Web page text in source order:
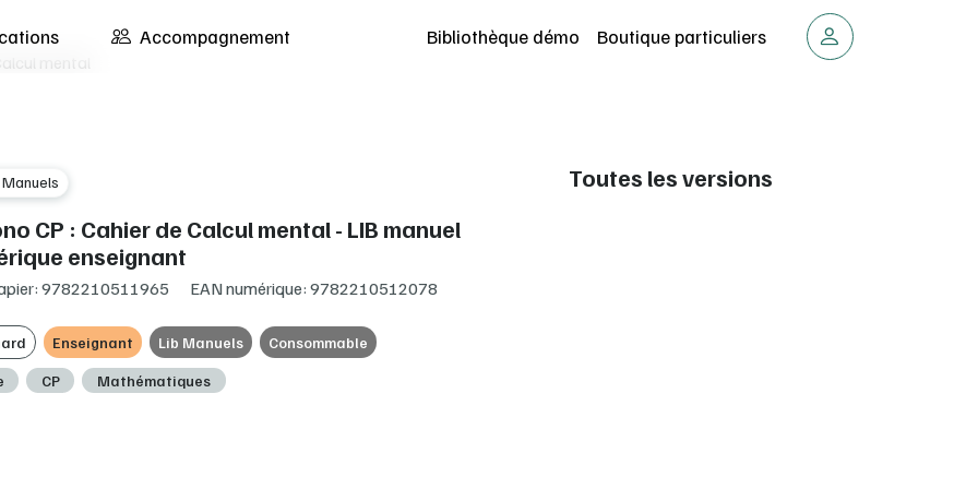
Accompagnement Bibliothèque démo Boutique particuliers
mental
CP : Cahier de Calcul mental - LIB manuel
enseignant
9782210511965 EAN numérique: 9782210512078
Enseignant Lib Manuels Consommable
CP Mathématiques
Toutes les versions